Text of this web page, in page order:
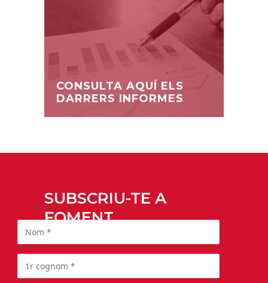
CONSULTA AQUÍ ELS
DARRERS INFORMES
SUBSCRIU-TE A
FOMENT